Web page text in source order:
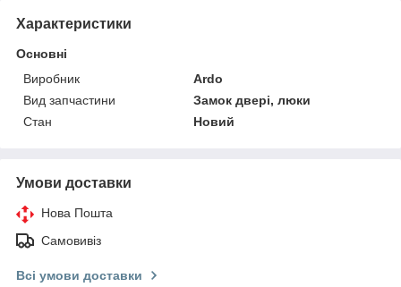
Характеристики
Основні
Виробник
Ardo
Вид запчастини
Замок двері, люки
Стан
Новий
Умови доставки
Нова Пошта
Самовивіз
Всі умови доставки